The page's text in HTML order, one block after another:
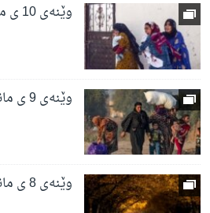
وێنەی 10 ی مانگی دەی ساڵی 2019
وێنەی 9 ی مانگی دەی ساڵی 2019
وێنەی 8 ی مانگی دەی ساڵی 2019